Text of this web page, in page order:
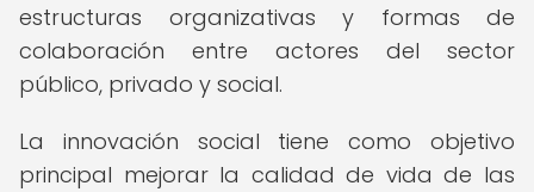
estructuras organizativas y formas de
colaboración entre actores del sector
público, privado y social.
La innovación social tiene como objetivo
principal mejorar la calidad de vida de las